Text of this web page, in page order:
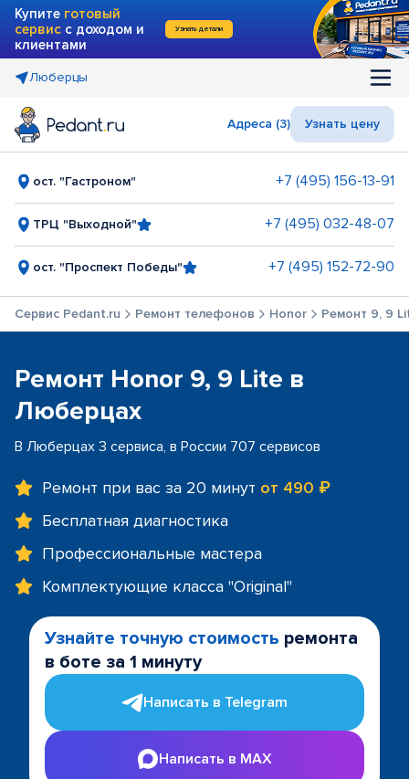
Купите готовый
сервис с доходом и
клиентами
Узнать детали
Люберцы
Адреса (3) Узнать цену
ост. "Гастроном" +7 (495) 156-13-91
ТРЦ "Выходной" +7 (495) 032-48-07
ост. "Проспект Победы" +7 (495) 152-72-90
Сервис Pedant.ru Ремонт телефонов Honor Ремонт 9, 9
Ремонт Honor 9, 9 Lite в
Люберцах
В Люберцах 3 сервиса, в России 707 сервисов
Ремонт при вас за 20 минут от 490 ₽
Бесплатная диагностика
Профессиональные мастера
Комплектующие класса "Original"
Узнайте точную стоимость ремонта
в боте за 1 минуту
Написать в Telegram
Написать в MAX